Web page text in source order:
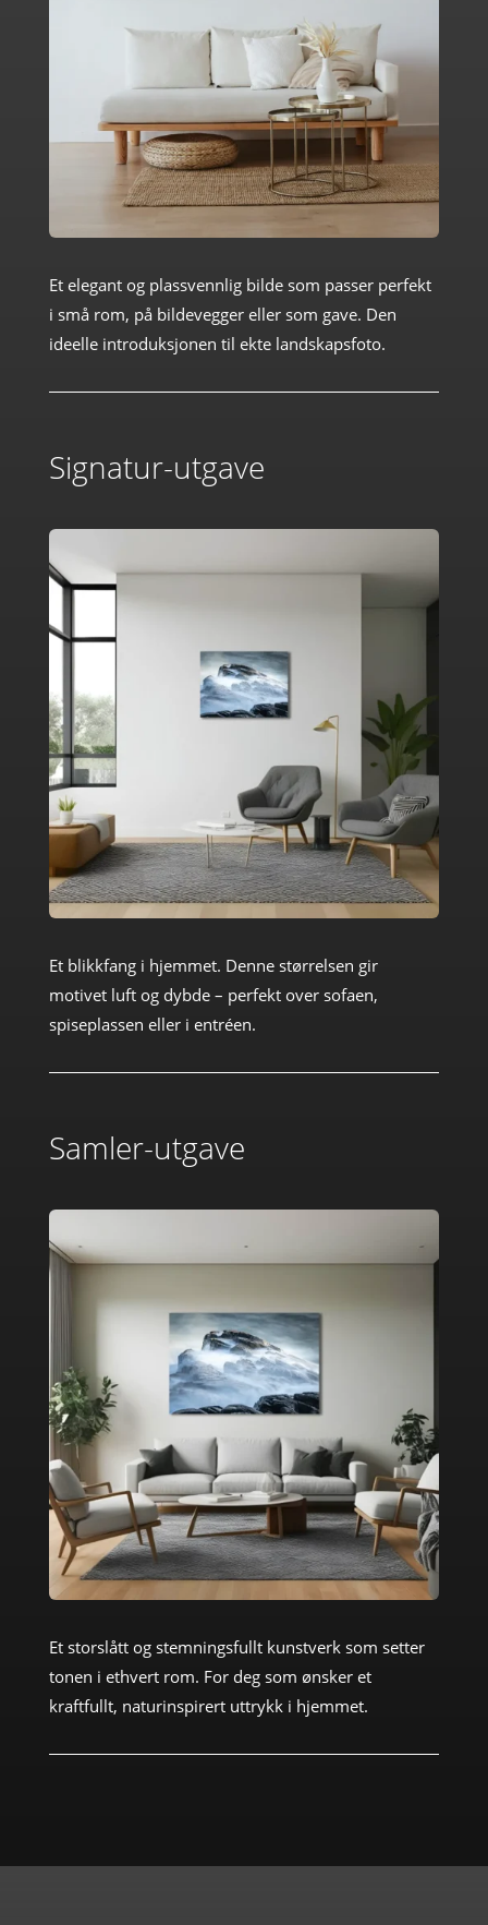
Et elegant og plassvennlig bilde som passer perfekt
i små rom, på bildevegger eller som gave. Den
ideelle introduksjonen til ekte landskapsfoto.
Signatur-utgave
Et blikkfang i hjemmet. Denne størrelsen gir
motivet luft og dybde – perfekt over sofaen,
spiseplassen eller i entréen.
Samler-utgave
Et storslått og stemningsfullt kunstverk som setter
tonen i ethvert rom. For deg som ønsker et
kraftfullt, naturinspirert uttrykk i hjemmet.